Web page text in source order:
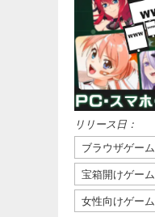
リリース日：
ブラウザゲーム
宝箱開けゲーム
女性向けゲーム